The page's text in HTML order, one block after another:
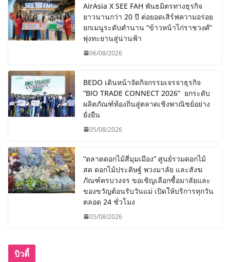
AirAsia X SEE FAH พันธมิตรทางธุรกิจ
ยาวนานกว่า 20 ปี ต่อยอดเสิร์ฟความอร่อย
ยกเมนูระดับตำนาน “ข้าวหน้าไก่ราชวงศ์”
พุ่งทะยานสู่น่านฟ้า
06/08/2026
BEDO เดินหน้าจัดกิจกรรมเจรจาธุรกิจ
“BIO TRADE CONNECT 2026” ยกระดับ
ผลิตภัณฑ์ท้องถิ่นสู่ตลาดเชิงพาณิชย์อย่าง
ยั่งยืน
05/08/2026
“ตลาดดอกไม้สี่มุมเมือง” ศูนย์รวมดอกไม้
สด ดอกไม้ประดิษฐ์ พวงมาลัย และสังฆ
ภัณฑ์ครบวงจร ขอเชิญเลือกซื้อมาลัยและ
ของขวัญต้อนรับวันแม่ เปิดให้บริการทุกวัน
ตลอด 24 ชั่วโมง
05/08/2026
บิวตี้